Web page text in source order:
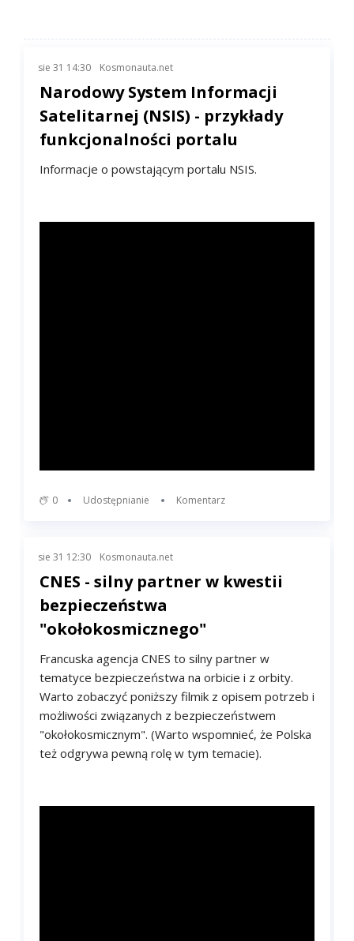
sie 31 14:30 Kosmonauta.net
Narodowy System Informacji
Satelitarnej (NSIS) - przykłady
funkcjonalności portalu
Informacje o powstającym portalu NSIS.
0 Udostępnianie Komentarz
sie 31 12:30 Kosmonauta.net
CNES - silny partner w kwestii
bezpieczeństwa
"okołokosmicznego"
Francuska agencja CNES to silny partner w
tematyce bezpieczeństwa na orbicie i z orbity.
Warto zobaczyć poniższy filmik z opisem potrzeb i
możliwości związanych z bezpieczeństwem
"okołokosmicznym". (Warto wspomnieć, że Polska
też odgrywa pewną rolę w tym temacie).